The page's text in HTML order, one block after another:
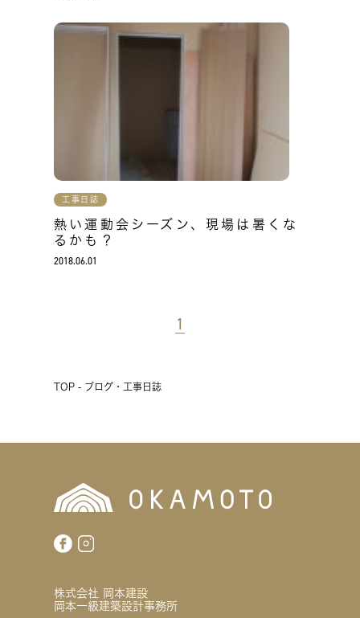
工事日誌
熱い運動会シーズン、現場は暑くな
るかも？
2018.06.01
1
TOP - ブログ・工事日誌
株式会社 岡本建設
岡本一級建築設計事務所